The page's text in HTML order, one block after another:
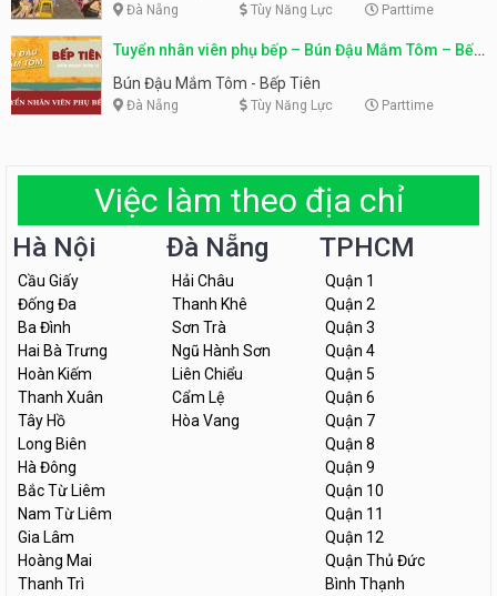
Đà Nẵng Tùy Năng Lực Parttime
Tuyển nhân viên phụ bếp – Bún Đậu Mắm Tôm – Bếp
Tiên
Bún Đậu Mắm Tôm - Bếp Tiên
Đà Nẵng Tùy Năng Lực Parttime
Việc làm theo địa chỉ
Hà Nội
Cầu Giấy
Đống Đa
Ba Đình
Hai Bà Trưng
Hoàn Kiếm
Thanh Xuân
Tây Hồ
Long Biên
Hà Đông
Bắc Từ Liêm
Nam Từ Liêm
Gia Lâm
Hoàng Mai
Thanh Trì
Đà Nẵng
Hải Châu
Thanh Khê
Sơn Trà
Ngũ Hành Sơn
Liên Chiểu
Cẩm Lệ
Hòa Vang
TPHCM
Quận 1
Quận 2
Quận 3
Quận 4
Quận 5
Quận 6
Quận 7
Quận 8
Quận 9
Quận 10
Quận 11
Quận 12
Quận Thủ Đức
Bình Thạnh